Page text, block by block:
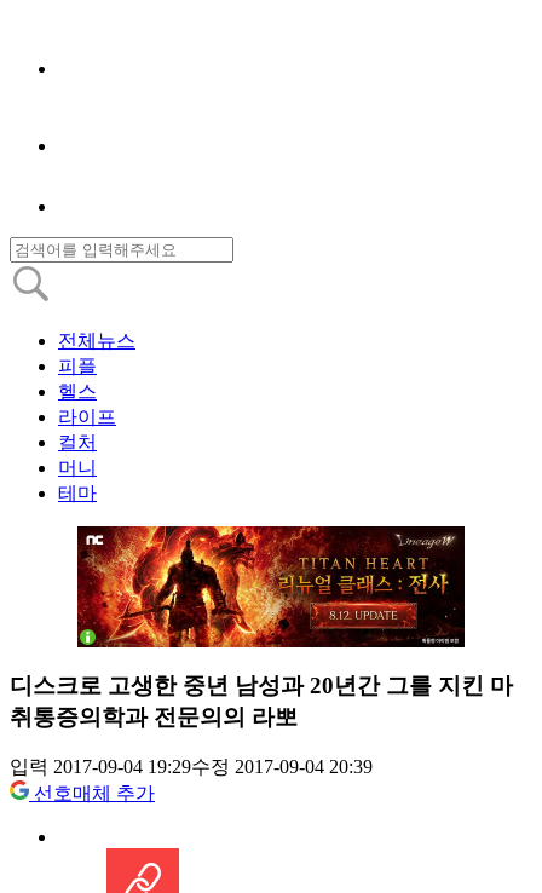
전체뉴스
피플
헬스
라이프
컬처
머니
테마
디스크로 고생한 중년 남성과 20년간 그를 지킨 마
취통증의학과 전문의의 라뽀
입력 2017-09-04 19:29수정 2017-09-04 20:39
선호매체 추가